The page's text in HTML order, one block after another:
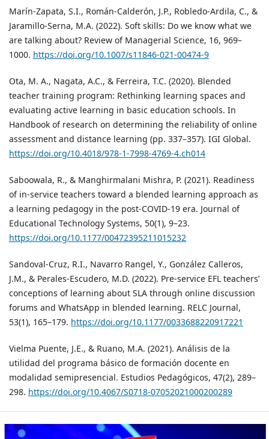
Marín-Zapata, S.I., Román-Calderón, J.P., Robledo-Ardila, C., &
Jaramillo-Serna, M.A. (2022). Soft skills: Do we know what we
are talking about? Review of Managerial Science, 16, 969–
1000. https://doi.org/10.1007/s11846-021-00474-9
Ota, M. A., Nagata, A.C., & Ferreira, T.C. (2020). Blended
teacher training program: Rethinking learning spaces and
evaluating active learning in basic education schools. In
Handbook of research on determining the reliability of online
assessment and distance learning (pp. 337–357). IGI Global.
https://doi.org/10.4018/978-1-7998-4769-4.ch014
Saboowala, R., & Manghirmalani Mishra, P. (2021). Readiness
of in-service teachers toward a blended learning approach as
a learning pedagogy in the post-COVID-19 era. Journal of
Educational Technology Systems, 50(1), 9–23.
https://doi.org/10.1177/00472395211015232
Sandoval-Cruz, R.I., Navarro Rangel, Y., González Calleros,
J.M., & Perales-Escudero, M.D. (2022). Pre-service EFL teachers’
conceptions of learning about SLA through online discussion
forums and WhatsApp in blended learning. RELC Journal,
53(1), 165–179. https://doi.org/10.1177/0033688220917221
Vielma Puente, J.E., & Ruano, M.A. (2021). Análisis de la
utilidad del programa básico de formación docente en
modalidad semipresencial. Estudios Pedagógicos, 47(2), 289–
298. https://doi.org/10.4067/S0718-07052021000200289